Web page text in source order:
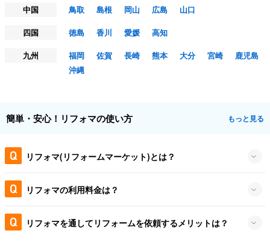
中国
鳥取 島根 岡山 広島
山口
四国
徳島 香川 愛媛
高知
九州
福岡 佐賀 長崎 熊本 大分 宮崎
鹿児島
沖縄
簡単・安心！リフォマの使い方 もっと見る
リフォマ(リフォームマーケット)とは？
リフォマの利用料金は？
リフォマを通してリフォームを依頼するメリットは？